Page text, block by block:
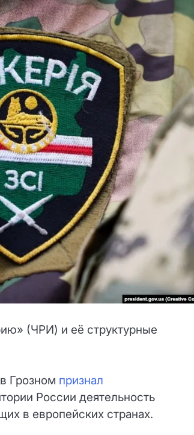
(ЧРИ) и её структурные
Грозном признал
России деятельность
в европейских странах.